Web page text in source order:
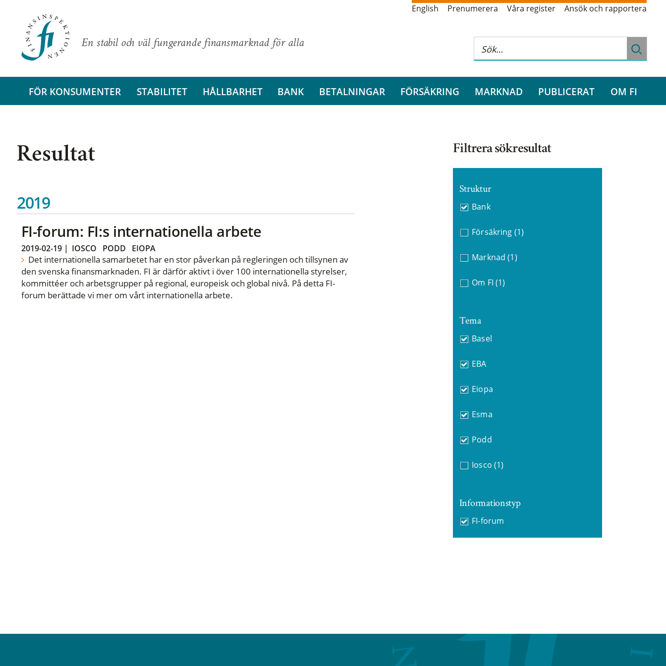
En stabil och väl fungerande finansmarknad för alla
English Prenumerera Våra register Ansök och rapportera
FÖR KONSUMENTER STABILITET HÅLLBARHET BANK BETALNINGAR FÖRSÄKRING MARKNAD PUBLICERAT OM FI
Resultat
2019
FI-forum: FI:s internationella arbete
2019-02-19| IOSCO PODD EIOPA
Det internationella samarbetet har en stor påverkan på regleringen och tillsynen av
den svenska finansmarknaden. FI är därför aktivt i över 100 internationella styrelser,
kommittéer och arbetsgrupper på regional, europeisk och global nivå. På detta FI-
forum berättade vi mer om vårt internationella arbete.
Filtrera sökresultat
Struktur
Bank
Försäkring (1)
Marknad (1)
Om FI (1)
Tema
Basel
EBA
Eiopa
Esma
Podd
Iosco (1)
Informationstyp
FI-forum